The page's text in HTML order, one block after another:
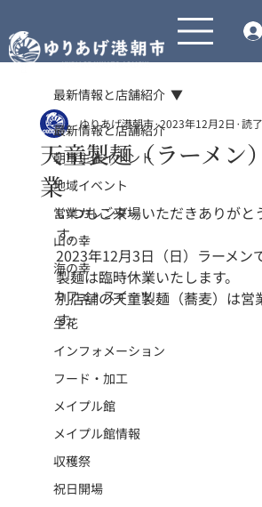
最新情報と店舗紹介
朝市主催イベント
地域イベント
営業カレンダー
山の幸
海の幸
カフェ・スイーツ
生花
インフォメーション
フード・加工
メイプル館
メイプル館情報
収穫祭
祝日開場
最新情報と店舗紹介
天童製麺（ラーメン
業
ゆりあげ港朝市 2023年12月2日 読
いつもご来場いただきありがと
す。
2023年12月3日（日）ラーメン
製麺は臨時休業いたします。
別店舗の天童製麺（蕎麦）は営
す。